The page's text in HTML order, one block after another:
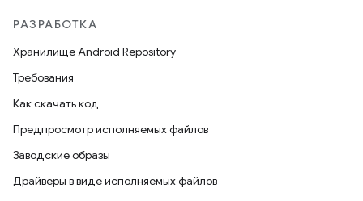
РАЗРАБОТКА
Хранилище Android Repository
Требования
Как скачать код
Предпросмотр исполняемых файлов
Заводские образы
Драйверы в виде исполняемых файлов